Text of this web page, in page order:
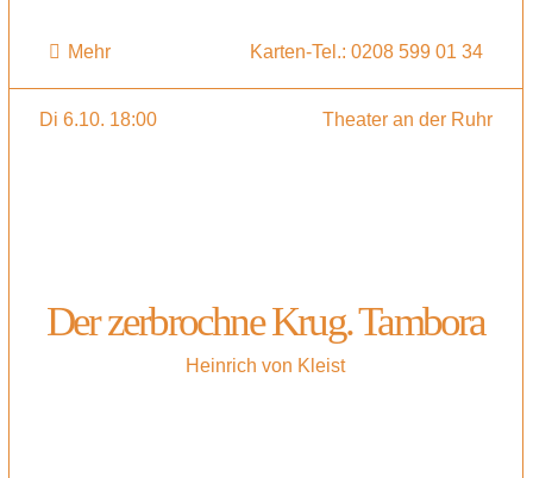
Mehr Karten-Tel.: 0208 599 01 34
Di 6.10. 18:00 Theater an der Ruhr
Der zerbrochne Krug. Tambora
Heinrich von Kleist